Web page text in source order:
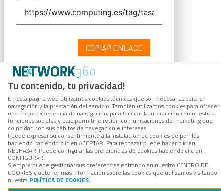
Tu contenido, tu privacidad!
En esta página web utilizamos cookies técnicas que son necesarias para la
navegación y la prestación del servicio. También utilizamos cookies para
una mejor experiencia de navegación, para facilitar la interacción con nuestras
funciones sociales y para permitirle recibir comunicaciones de marketing que
coincidan con sus hábitos de navegación e intereses.
Puede expresar su consentimiento a la instalación de cookies de perfiles
haciendo haciendo clic en ACEPTAR. Para rechazar puede hacer clic en
RECHAZAR. Puede configurar las preferencias de cookies haciendo clic en
CONFIGURAR.
Siempre puede gestionar sus preferencias entrando en nuestro CENTRO DE
COOKIES y obtener más información sobre las cookies que utilizamos visitando
nuestra POLÍTICA DE COOKIES.
COPIAR ENLACE